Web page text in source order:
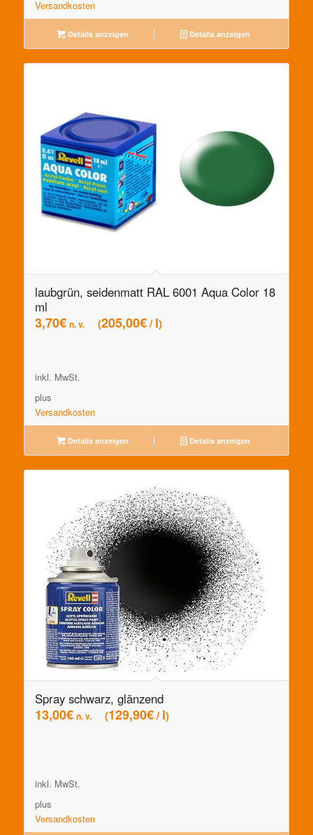
Versandkosten
Details anzeigen Details anzeigen
laubgrün, seidenmatt RAL 6001 Aqua Color 18
ml
3,70€ n. v. 205,00€/l
inkl. MwSt.
plus
Versandkosten
Details anzeigen Details anzeigen
Spray schwarz, glänzend
13,00€ n. v. 129,90€/l
inkl. MwSt.
plus
Versandkosten